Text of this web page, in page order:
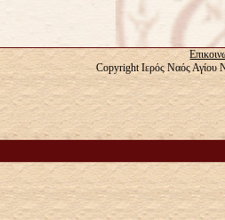
Copyright Ιερός Ναός Αγίου